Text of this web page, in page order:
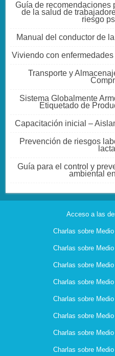
Guía de recomendaciones
de la salud de
riesgo
Manual del conductor de
Viviendo con
Transporte y
Sistema Globalmente
Etiquetado de
Capacitación inicial –
Prevención de riesgos
Guía para el control y
ambiental
Acceso a las
Charlas sobre
Charlas sobre
Charlas sobre
Charlas sobre
Charlas sobre
Charlas sobre
Charlas sobre
Charlas sobre